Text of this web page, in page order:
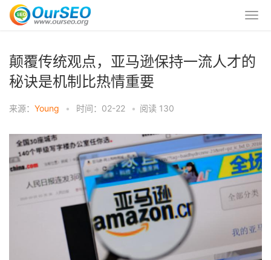
颠覆传统观点，亚马逊保持一流人才的
秘诀是机制比热情重要
来源： Young • 时间：02-22 • 阅读 130